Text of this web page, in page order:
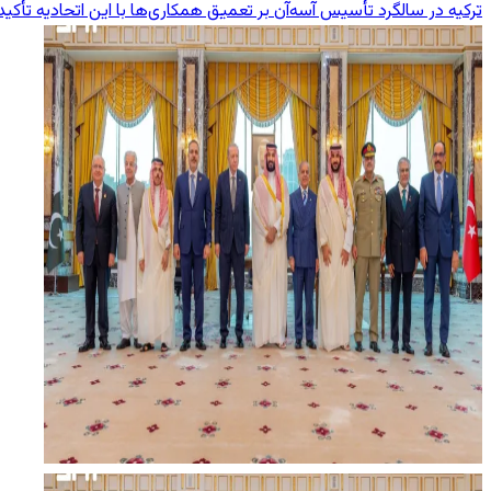
ترکیه در سالگرد تأسیس آسه‌آن بر تعمیق همکاری‌ها با این اتحادیه